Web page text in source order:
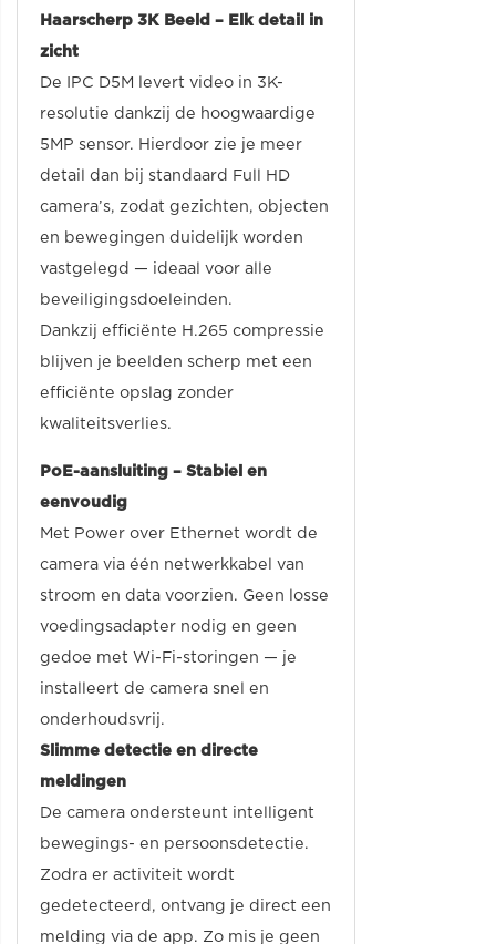
Haarscherp 3K Beeld – Elk detail in
zicht
De IPC D5M levert video in 3K-
resolutie dankzij de hoogwaardige
5MP sensor. Hierdoor zie je meer
detail dan bij standaard Full HD
camera’s, zodat gezichten, objecten
en bewegingen duidelijk worden
vastgelegd — ideaal voor alle
beveiligingsdoeleinden.
Dankzij efficiënte H.265 compressie
blijven je beelden scherp met een
efficiënte opslag zonder
kwaliteitsverlies.
PoE-aansluiting – Stabiel en
eenvoudig
Met Power over Ethernet wordt de
camera via één netwerkkabel van
stroom en data voorzien. Geen losse
voedingsadapter nodig en geen
gedoe met Wi-Fi-storingen — je
installeert de camera snel en
onderhoudsvrij.
Slimme detectie en directe
meldingen
De camera ondersteunt intelligent
bewegings- en persoonsdetectie.
Zodra er activiteit wordt
gedetecteerd, ontvang je direct een
melding via de app. Zo mis je geen